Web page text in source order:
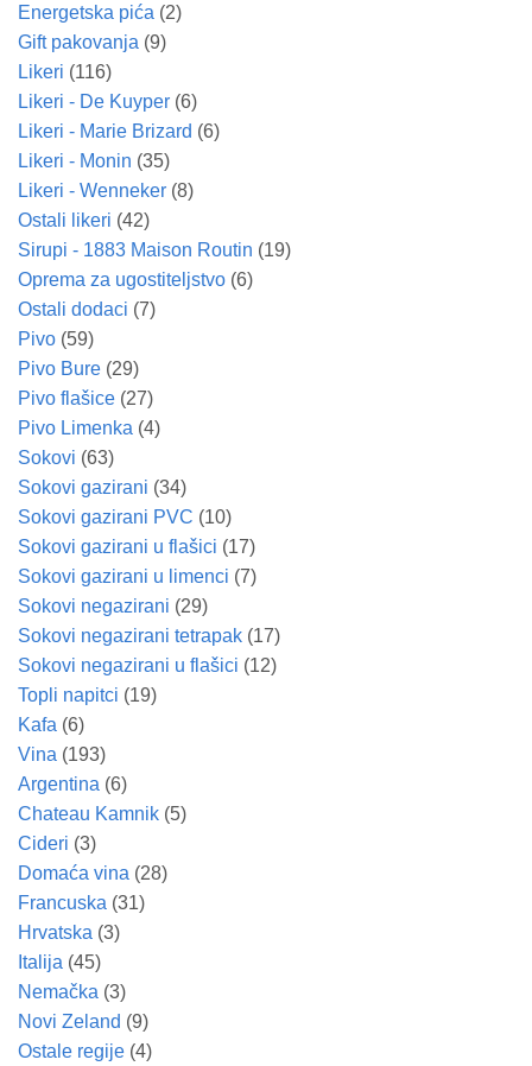
Energetska pića (2)
Gift pakovanja (9)
Likeri (116)
Likeri - De Kuyper (6)
Likeri - Marie Brizard (6)
Likeri - Monin (35)
Likeri - Wenneker (8)
Ostali likeri (42)
Sirupi - 1883 Maison Routin (19)
Oprema za ugostiteljstvo (6)
Ostali dodaci (7)
Pivo (59)
Pivo Bure (29)
Pivo flašice (27)
Pivo Limenka (4)
Sokovi (63)
Sokovi gazirani (34)
Sokovi gazirani PVC (10)
Sokovi gazirani u flašici (17)
Sokovi gazirani u limenci (7)
Sokovi negazirani (29)
Sokovi negazirani tetrapak (17)
Sokovi negazirani u flašici (12)
Topli napitci (19)
Kafa (6)
Vina (193)
Argentina (6)
Chateau Kamnik (5)
Cideri (3)
Domaća vina (28)
Francuska (31)
Hrvatska (3)
Italija (45)
Nemačka (3)
Novi Zeland (9)
Ostale regije (4)